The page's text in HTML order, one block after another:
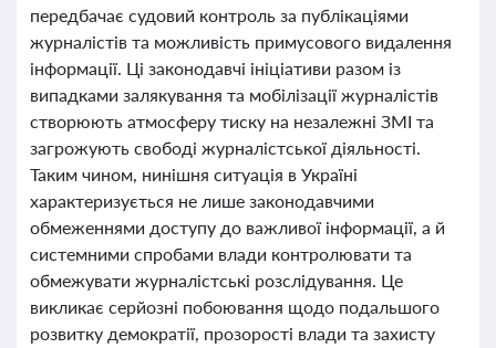
передбачає судовий контроль за публікаціями
журналістів та можливість примусового видалення
інформації. Ці законодавчі ініціативи разом із
випадками залякування та мобілізації журналістів
створюють атмосферу тиску на незалежні ЗМІ та
загрожують свободі журналістської діяльності.
Таким чином, нинішня ситуація в Україні
характеризується не лише законодавчими
обмеженнями доступу до важливої інформації, а й
системними спробами влади контролювати та
обмежувати журналістські розслідування. Це
викликає серйозні побоювання щодо подальшого
розвитку демократії, прозорості влади та захисту